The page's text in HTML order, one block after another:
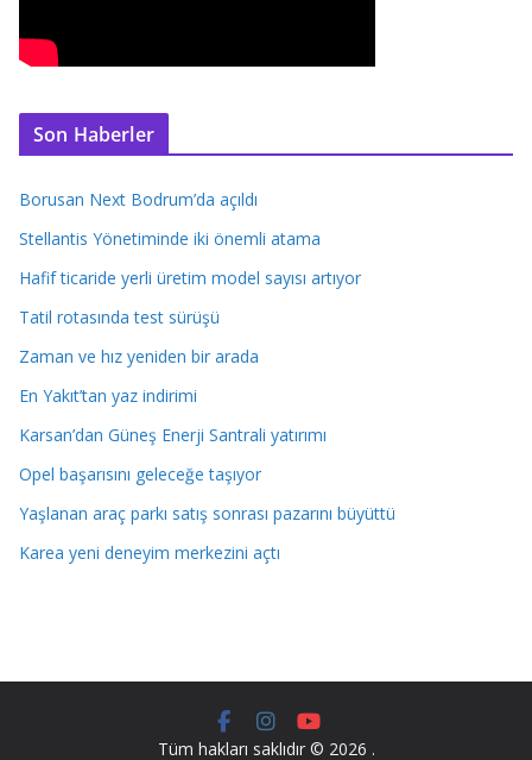
Son Haberler
Borusan Next Bodrum’da açıldı
Stellantis Yönetiminde iki önemli atama
Hafif ticaride yerli üretim model sayısı artıyor
Tatil rotasında test sürüşü
Zaman ve hız yeniden bir arada
En Yakıt’tan yaz indirimi
Karsan’dan Güneş Enerji Santrali yatırımı
Opel başarısını geleceğe taşıyor
Yaşlanan araç parkı satış sonrası pazarını büyüttü
Karea yeni deneyim merkezini açtı
Tüm hakları saklıdır © 2026 .